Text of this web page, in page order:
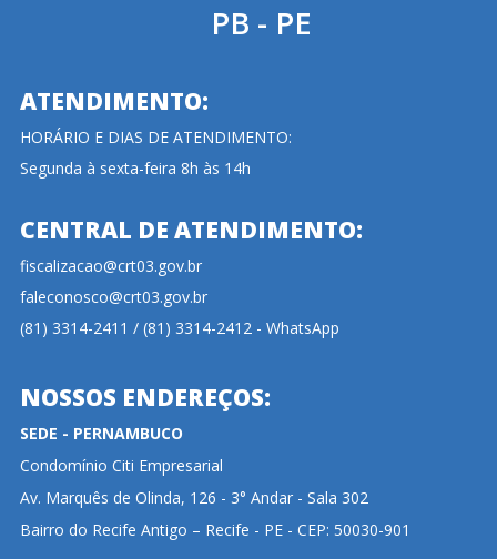
PB - PE
ATENDIMENTO:
HORÁRIO E DIAS DE ATENDIMENTO:
Segunda à sexta-feira 8h às 14h
CENTRAL DE ATENDIMENTO:
fiscalizacao@crt03.gov.br
faleconosco@crt03.gov.br
(81) 3314-2411 / (81) 3314-2412 - WhatsApp
NOSSOS ENDEREÇOS:
SEDE - PERNAMBUCO
Condomínio Citi Empresarial
Av. Marquês de Olinda, 126 - 3° Andar - Sala 302
Bairro do Recife Antigo – Recife - PE - CEP: 50030-901